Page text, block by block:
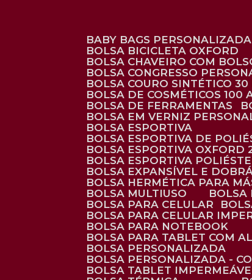
BABY BAGS PERSONALIZADA
BOLSA BICICLETA OXFORD
BOLSA CHAVEIRO COM
BOLSA CONGRESSO
BOLSA COURO SINTÉTICO
BOLSA DE COSMÉTICOS 100
BOLSA DE FERRAMENTAS
BOLSA EM VERNIZ
BOLSA ESPORTIVA
BOLSA ESPORTIVA DE
BOLSA ESPORTIVA OXFORD
BOLSA ESPORTIVA
BOLSA EXPANSÍVEL E
BOLSA HERMÉTICA PARA
BOLSA MULTIUSO
BOLSA PARA CELULAR
BOLSA PARA CELULAR
BOLSA PARA NOTEBOOK
BOLSA PARA TABLET COM
BOLSA PERSONALIZADA
BOLSA PERSONALIZADA -
BOLSA TABLET